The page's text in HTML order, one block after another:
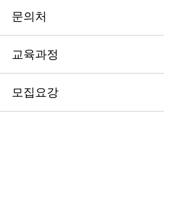
문의처
교육과정
모집요강